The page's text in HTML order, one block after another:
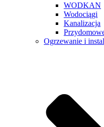
WODKAN
Wodociągi
Kanalizacja
Ogrzewanie i